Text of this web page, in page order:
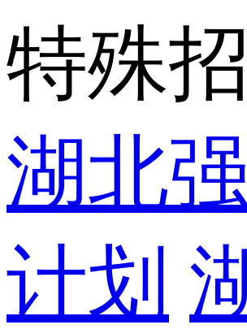
特殊
湖北
计划